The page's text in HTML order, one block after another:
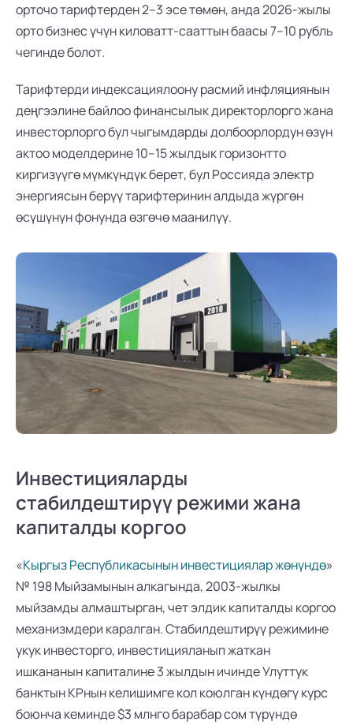
орточо тарифтерден 2–3 эсе төмөн, анда 2026-жылы
орто бизнес үчүн киловатт-сааттын баасы 7–10 рубль
чегинде болот.
Тарифтерди индексациялоону расмий инфляциянын
деңгээлине байлоо финансылык директорлорго жана
инвесторлорго бул чыгымдарды долбоорлордун өзүн
актоо моделдерине 10–15 жылдык горизонтто
киргизүүгө мүмкүндүк берет, бул Россияда электр
энергиясын берүү тарифтеринин алдыда жүргөн
өсүшүнүн фонунда өзгөчө маанилүү.
Инвестицияларды
стабилдештирүү режими жана
капиталды коргоо
«Кыргыз Республикасынын инвестициялар жөнүндө»
№ 198 Мыйзамынын алкагында, 2003-жылкы
мыйзамды алмаштырган, чет элдик капиталды коргоо
механизмдери каралган. Стабилдештирүү режимине
укук инвесторго, инвестицияланып жаткан
ишкананын капиталине 3 жылдын ичинде Улуттук
банктын КРнын келишимге кол коюлган күндөгү курс
боюнча кеминде $3 млнго барабар сом түрүндө